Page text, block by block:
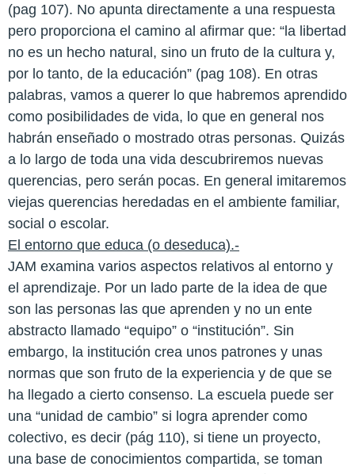
(pag 107). No apunta directamente a una respuesta
pero proporciona el camino al afirmar que: “la libertad
no es un hecho natural, sino un fruto de la cultura y,
por lo tanto, de la educación” (pag 108). En otras
palabras, vamos a querer lo que habremos aprendido
como posibilidades de vida, lo que en general nos
habrán enseñado o mostrado otras personas. Quizás
a lo largo de toda una vida descubriremos nuevas
querencias, pero serán pocas. En general imitaremos
viejas querencias heredadas en el ambiente familiar,
social o escolar.
El entorno que educa (o deseduca).-
JAM examina varios aspectos relativos al entorno y
el aprendizaje. Por un lado parte de la idea de que
son las personas las que aprenden y no un ente
abstracto llamado “equipo” o “institución”. Sin
embargo, la institución crea unos patrones y unas
normas que son fruto de la experiencia y de que se
ha llegado a cierto consenso. La escuela puede ser
una “unidad de cambio” si logra aprender como
colectivo, es decir (pág 110), si tiene un proyecto,
una base de conocimientos compartida, se toman